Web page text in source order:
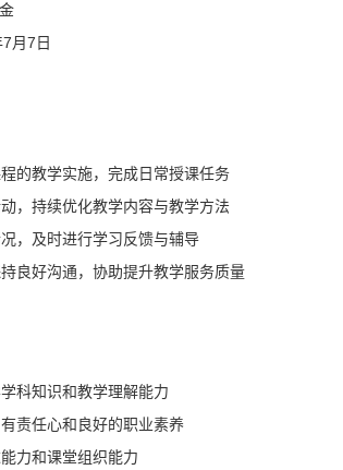
月7日
的教学实施，完成日常授课任务
，持续优化教学内容与教学方法
，及时进行学习反馈与辅导
良好沟通，协助提升教学服务质量
科知识和教学理解能力
责任心和良好的职业素养
力和课堂组织能力